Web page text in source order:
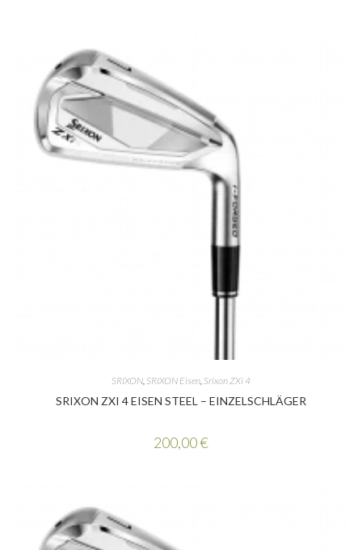
SRIXON SRIXON Eisen Srixon ZXi 4
SRIXON ZXI 4 EISEN STEEL – EINZELSCHLÄGER
200,00€